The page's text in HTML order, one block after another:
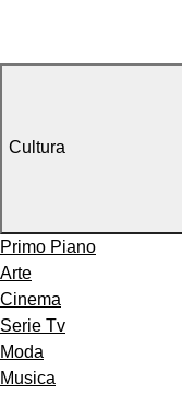
Cultura
Primo Piano
Arte
Cinema
Serie Tv
Moda
Musica